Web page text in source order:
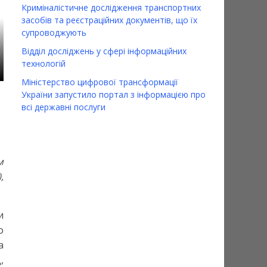
Про проведення опитування
09.01.2024 myadmin 0
Криміналістичне дослідження транспортних
засобів та реєстраційних документів, що їх
супроводжують
Відділ досліджень у сфері інформаційних
технологій
Міністерство цифрової трансформації
України запустило портал з інформацією про
всі державні послуги